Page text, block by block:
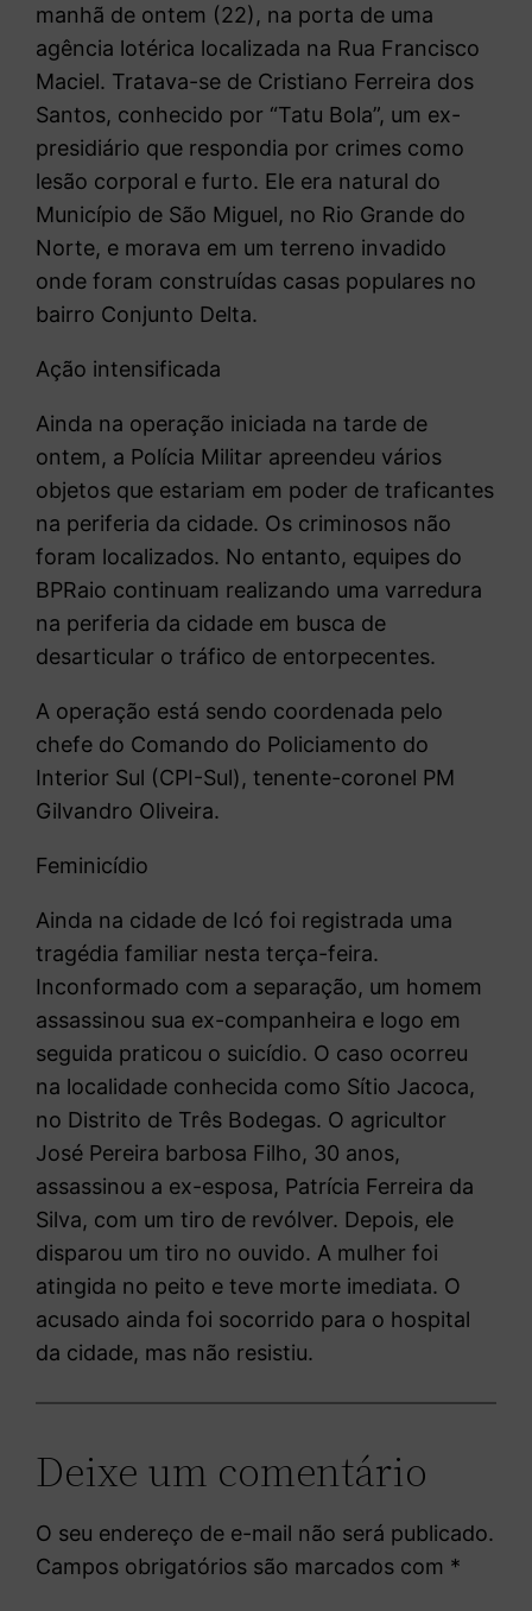
manhã de ontem (22), na porta de uma
agência lotérica localizada na Rua Francisco
Maciel. Tratava-se de Cristiano Ferreira dos
Santos, conhecido por “Tatu Bola”, um ex-
presidiário que respondia por crimes como
lesão corporal e furto. Ele era natural do
Município de São Miguel, no Rio Grande do
Norte, e morava em um terreno invadido
onde foram construídas casas populares no
bairro Conjunto Delta.
Ação intensificada
Ainda na operação iniciada na tarde de
ontem, a Polícia Militar apreendeu vários
objetos que estariam em poder de traficantes
na periferia da cidade. Os criminosos não
foram localizados. No entanto, equipes do
BPRaio continuam realizando uma varredura
na periferia da cidade em busca de
desarticular o tráfico de entorpecentes.
A operação está sendo coordenada pelo
chefe do Comando do Policiamento do
Interior Sul (CPI-Sul), tenente-coronel PM
Gilvandro Oliveira.
Feminicídio
Ainda na cidade de Icó foi registrada uma
tragédia familiar nesta terça-feira.
Inconformado com a separação, um homem
assassinou sua ex-companheira e logo em
seguida praticou o suicídio. O caso ocorreu
na localidade conhecida como Sítio Jacoca,
no Distrito de Três Bodegas. O agricultor
José Pereira barbosa Filho, 30 anos,
assassinou a ex-esposa, Patrícia Ferreira da
Silva, com um tiro de revólver. Depois, ele
disparou um tiro no ouvido. A mulher foi
atingida no peito e teve morte imediata. O
acusado ainda foi socorrido para o hospital
da cidade, mas não resistiu.
Deixe um comentário
O seu endereço de e-mail não será publicado.
Campos obrigatórios são marcados com *